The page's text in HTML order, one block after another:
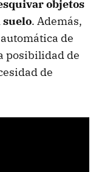
objetos
suelo. Además,
de
posibilidad de
de